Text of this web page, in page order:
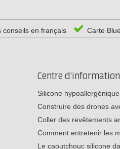
conseils en français Carte
Centre
Silicone
Construire des drones
Coller des revêtements
Comment entretenir les
Le caoutchouc silicone